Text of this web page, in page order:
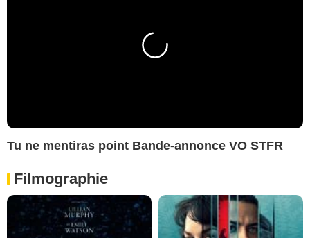
Tu ne mentiras point Bande-annonce VO STFR
Filmographie